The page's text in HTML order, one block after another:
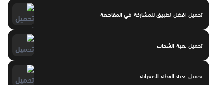
تحميل أفضل تطبيق للمشاركة في المقاطعة
تحميل لعبة الشحات
تحميل لعبة القطة الصعرانة